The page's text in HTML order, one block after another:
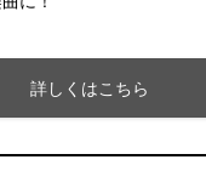
詳しくはこちら